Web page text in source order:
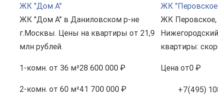
ЖК "Дом А"
ЖК "Дом А" в Даниловском р-не
г.Москвы. Цены на квартиры от 21,9
млн рублей.
1-комн. от 36 м²28 600 000 ₽
2-комн. от 60 м²41 700 000 ₽
ЖК
ЖК Перовское,
квартиры:
Цена от0 ₽
+7(495)